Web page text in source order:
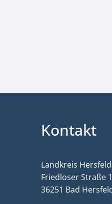
Kontakt
Landkreis
Friedloser Straße
36251 Bad